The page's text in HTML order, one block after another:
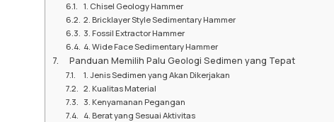
1. Chisel Geology Hammer
2. Bricklayer Style Sedimentary Hammer
3. Fossil Extractor Hammer
4. Wide Face Sedimentary Hammer
Panduan Memilih Palu Geologi Sedimen yang Tepat
1. Jenis Sedimen yang Akan Dikerjakan
2. Kualitas Material
3. Kenyamanan Pegangan
4. Berat yang Sesuai Aktivitas